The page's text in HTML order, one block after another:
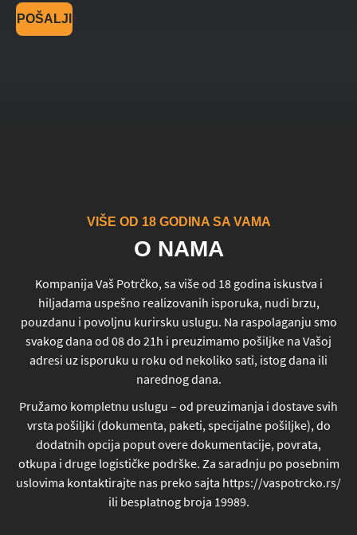
POŠALJI
VIŠE OD 18 GODINA SA VAMA
O NAMA
Kompanija Vaš Potrčko, sa više od 18 godina iskustva i
hiljadama uspešno realizovanih isporuka, nudi brzu,
pouzdanu i povoljnu kurirsku uslugu. Na raspolaganju smo
svakog dana od 08 do 21h i preuzimamo pošiljke na Vašoj
adresi uz isporuku u roku od nekoliko sati, istog dana ili
narednog dana.
Pružamo kompletnu uslugu – od preuzimanja i dostave svih
vrsta pošiljki (dokumenta, paketi, specijalne pošiljke), do
dodatnih opcija poput overe dokumentacije, povrata,
otkupa i druge logističke podrške. Za saradnju po posebnim
uslovima kontaktirajte nas preko sajta https://vaspotrcko.rs/
ili besplatnog broja 19989.